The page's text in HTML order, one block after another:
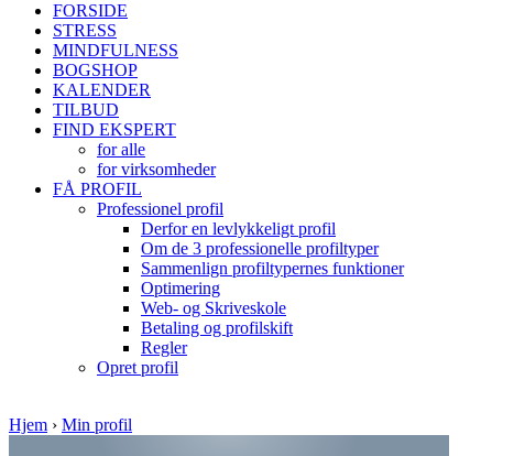
FORSIDE
STRESS
MINDFULNESS
BOGSHOP
KALENDER
TILBUD
FIND EKSPERT
for alle
for virksomheder
FÅ PROFIL
Professionel profil
Derfor en levlykkeligt profil
Om de 3 professionelle profiltyper
Sammenlign profiltypernes funktioner
Optimering
Web- og Skriveskole
Betaling og profilskift
Regler
Opret profil
Hjem › Min profil